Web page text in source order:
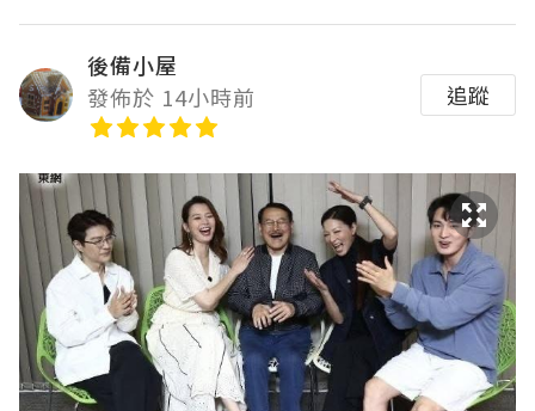
後備小屋
發佈於 14小時前
追蹤